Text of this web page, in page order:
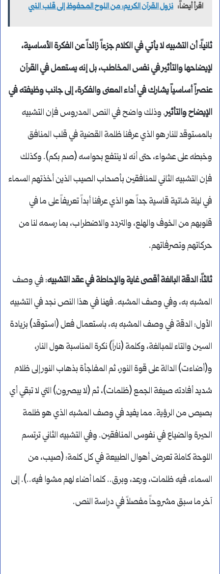
اقرأ أيضاً: نزول القرآن الكريم: من اللوح المحفوظ إلى قلب النبي
ثانياً: أن التشبيه لا يأتي في الكلام جزءاً زائداً عن الفكرة الأساسية،
لإيضاحها والتأثير في نفس المخاطب، بل إنه يستعمل في القرآن
عنصراً أساسياً يشارك في أداء المعنى والفكرة، إلى جانب وظيفته في
الإيضاح والتأثير. وذلك واضح في النص المدروس فإن التشبيه
بالمستوقد للنار هو الذي عرفنا ظلمة القضية في قلب المنافق
وخبطه على عشواء، حتى أنه لا ينتفع بحواسه (صم بكم). وكذلك
فإن التشبيه الثاني للمنافقين بأصحاب الصيب الذين أخذتهم السماء
في ليلة شاتية قاسية جداً هو الذي عرفنا أبداً تعريفاً على ما في
قلوبهم من الخوف والهلع، والتردد والاضطراب، بما رسمه لنا من
حركاتهم وتصرفاتهم.
ثالثاً: الدقة البالغة أقصى غاية والإحاطة في عقد التشبيه: في وصف
المشبه به، وفي وصف المشبه. فهنا في هذا النص نجد في التشبيه
الأول: الدقة في وصف المشبه به، باستعمال فعل (استوقد) بزيادة
السين والتاء للمبالغة، وكلمة (ناراً) نكرة المناسبة هول النار،
و(أضاءت) الدالة على قوة النور، ثم المفاجأة بذهاب النور إلى ظلام
شديد أفادته صيغة الجمع (ظلمات)، ثم (لا يبصرون) التي لا تبقي أي
بصيص من الرؤية. مما يفيد في وصف المشبه الذي هو ظلمة
الحيرة والضياع في نفوس المنافقين. وفي التشبيه الثاني ترتسم
اللوحة كاملة تعرض أهوال الطبيعة في كل كلمة: (صيب، من
السماء، فيه ظلمات، ورعد، وبرق.. كلما أضاء لهم مشوا فيه..). إلى
آخر ما سبق مشروحاً مفصلاً في دراسة النص.